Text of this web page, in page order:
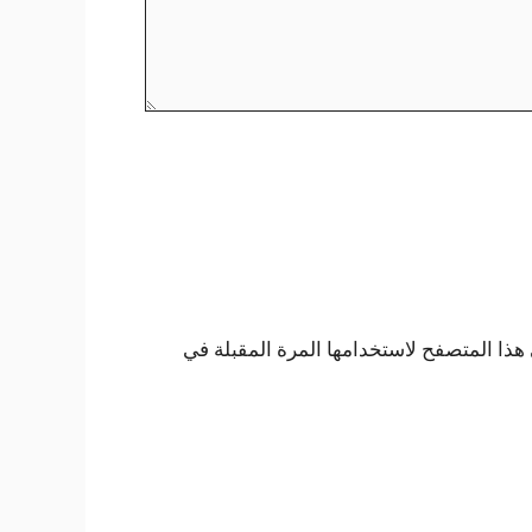
المتصفح لاستخدامها المرة المقبلة في